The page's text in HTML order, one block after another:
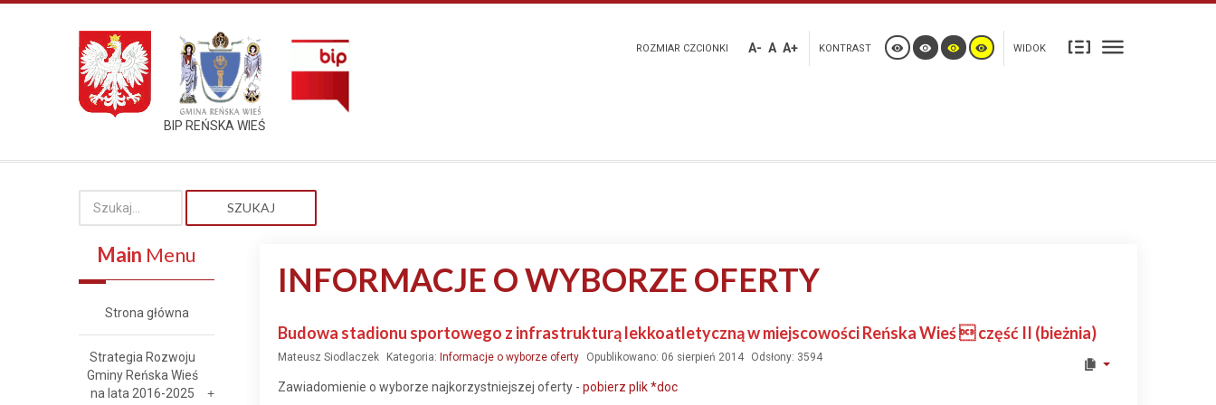
BIP REŃSKA WIEŚ
ROZMIAR CZCIONKI A- A A+ KONTRAST WIDOK
SZUKAJ
INFORMACJE O WYBORZE OFERTY
Budowa stadionu sportowego z infrastrukturą lekkoatletyczną w miejscowości Reńska Wieś  część II (bieżnia)
Mateusz Siodlaczek Kategoria: Informacje o wyborze oferty Opublikowano: 06 sierpień 2014 Odsłony: 3594
Zawiadomienie o wyborze najkorzystniejszej oferty - pobierz plik *doc
Main Menu
Strona główna
Strategia Rozwoju
Gminy Reńska Wieś
na lata 2016-2025